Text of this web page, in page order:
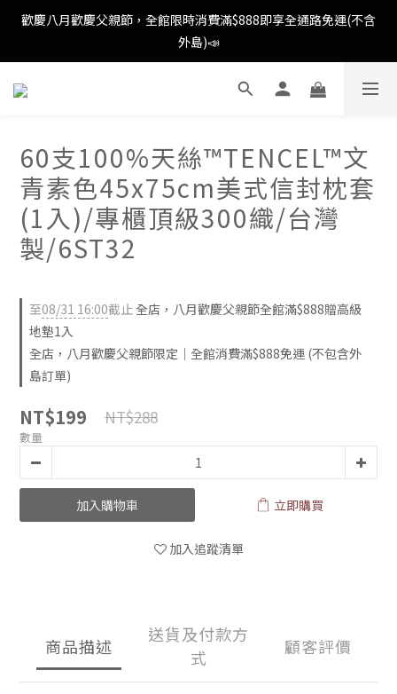
歡慶八月歡慶父親節，全館限時消費滿$888即享全通路免運(不含
外島)📣
歡慶八月歡慶父親節，全館限時消費滿$888即享全通路免運(不含
外島)📣
歡慶八月歡慶父親節，新加入會員即可得購物金$88📣
消費滿額即可成為VIP📣
歡慶八月歡慶父親節，全館限時消費滿$888即享全通路免運(不含
外島)📣
60支100%天絲™TENCEL™文
青素色45x75cm美式信封枕套
(1入)/專櫃頂級300織/台灣
製/6ST32
至08/31 16:00截止 全店，八月歡慶父親節全館滿$888贈高級
地墊1入
全店，八月歡慶父親節限定｜全館消費滿$888免運 (不包含外
島訂單)
NT$199 NT$288
數量
加入購物車 立即購買
加入追蹤清單
商品描述
送貨及付款方
式
顧客評價